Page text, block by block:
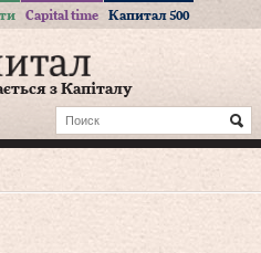
Capital time Капитал 500
з Капіталу